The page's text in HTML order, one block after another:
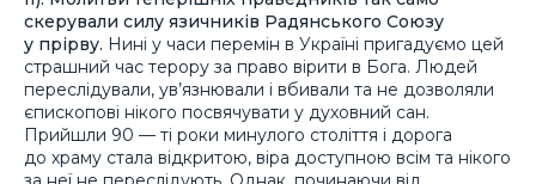
скерували силу язичників Радянського Союзу
у прірву. Нині у часи перемін в Україні пригадуємо цей
страшний час терору за право вірити в Бога. Людей
переслідували, ув’язнювали і вбивали та не дозволяли
єпископові нікого посвячувати у духовний сан.
Прийшли 90 — ті роки минулого століття і дорога
до храму стала відкритою, віра доступною всім та нікого